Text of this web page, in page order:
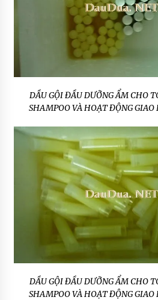
DẦU GỘI ĐẦU DƯỠNG ẨM CHO
SHAMPOO VÀ HOẠT ĐỘNG GIAO
DẦU GỘI ĐẦU DƯỠNG ẨM CHO
SHAMPOO VÀ HOẠT ĐỘNG GIAO